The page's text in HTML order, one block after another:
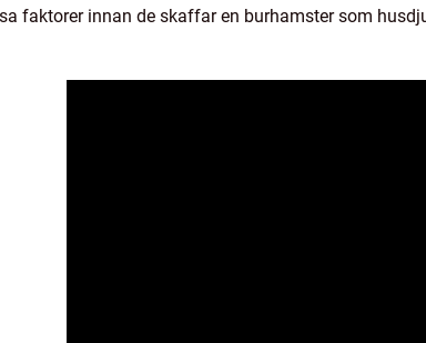
faktorer innan de skaffar en burhamster som